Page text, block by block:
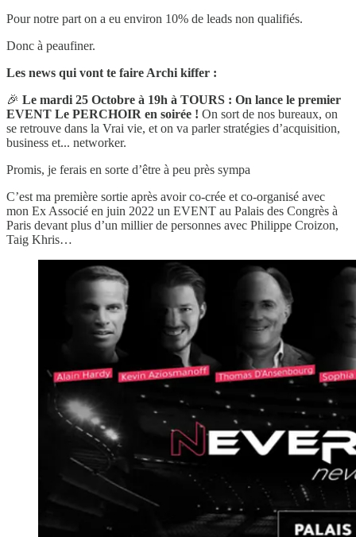
Pour notre part on a eu environ 10% de leads non qualifiés.
Donc à peaufiner.
Les news qui vont te faire Archi kiffer :
🎉 Le mardi 25 Octobre à 19h à TOURS : On lance le premier
EVENT Le PERCHOIR en soirée ! On sort de nos bureaux, on
se retrouve dans la Vrai vie, et on va parler stratégies d’acquisition,
business et... networker.
Promis, je ferais en sorte d’être à peu près sympa
C’est ma première sortie après avoir co-crée et co-organisé avec
mon Ex Associé en juin 2022 un EVENT au Palais des Congrès à
Paris devant plus d’un millier de personnes avec Philippe Croizon,
Taig Khris…